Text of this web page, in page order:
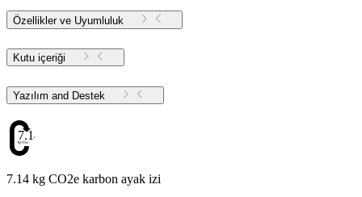
Özellikler ve Uyumluluk
Kutu içeriği
Yazılım and Destek
7.14
7.14 kg CO2e karbon ayak izi